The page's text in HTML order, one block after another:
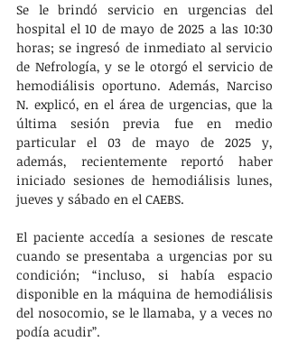
Se le brindó servicio en urgencias del
hospital el 10 de mayo de 2025 a las 10:30
horas; se ingresó de inmediato al servicio
de Nefrología, y se le otorgó el servicio de
hemodiálisis oportuno. Además, Narciso
N. explicó, en el área de urgencias, que la
última sesión previa fue en medio
particular el 03 de mayo de 2025 y,
además, recientemente reportó haber
iniciado sesiones de hemodiálisis lunes,
jueves y sábado en el CAEBS.
El paciente accedía a sesiones de rescate
cuando se presentaba a urgencias por su
condición; “incluso, si había espacio
disponible en la máquina de hemodiálisis
del nosocomio, se le llamaba, y a veces no
podía acudir”.